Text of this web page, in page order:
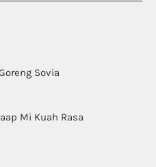
Sovia
Mi Kuah Rasa